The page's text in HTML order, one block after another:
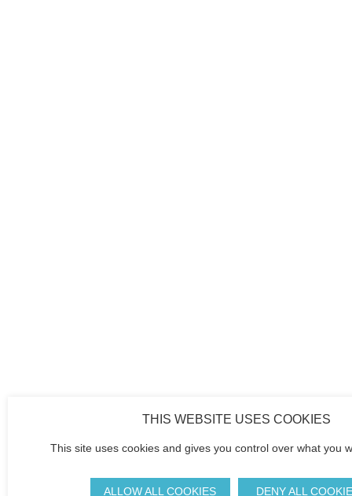
THIS WEBSITE USES COOKIES
This site uses cookies and gives you control over what you
ALLOW ALL COOKIES DENY ALL